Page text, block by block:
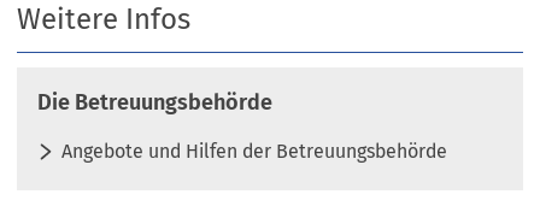
Weitere Infos
Die Betreuungsbehörde
Angebote und Hilfen der Betreuungsbehörde